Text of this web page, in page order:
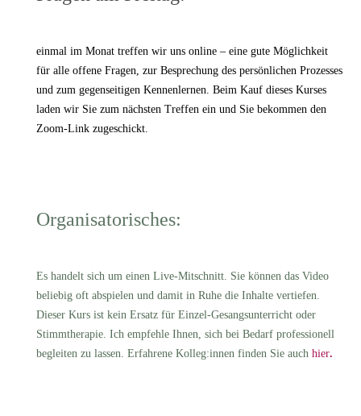
einmal im Monat treffen wir uns online – eine gute Möglichkeit
für alle offene Fragen, zur Besprechung des persönlichen Prozesses
und zum gegenseitigen Kennenlernen. Beim Kauf dieses Kurses
laden wir Sie zum nächsten Treffen ein und Sie bekommen den
Zoom-Link zugeschickt.
Organisatorisches:
Es handelt sich um einen Live-Mitschnitt. Sie können das Video
beliebig oft abspielen und damit in Ruhe die Inhalte vertiefen.
Dieser Kurs ist kein Ersatz für Einzel-Gesangsunterricht oder
Stimmtherapie. Ich empfehle Ihnen, sich bei Bedarf professionell
begleiten zu lassen. Erfahrene Kolleg:innen finden Sie auch hier.